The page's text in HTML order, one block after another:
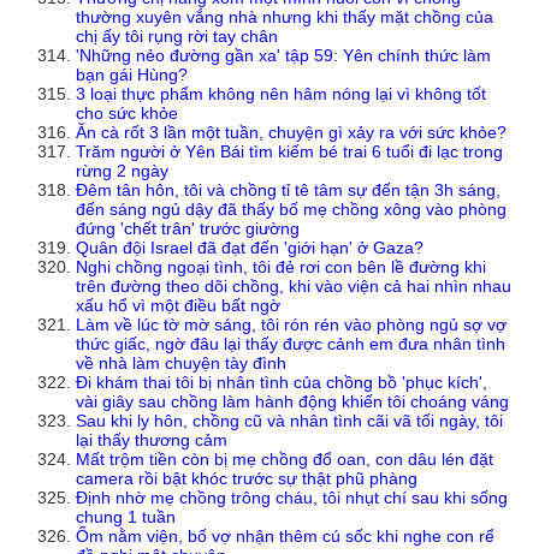
thường xuyên vắng nhà nhưng khi thấy mặt chồng của
chị ấy tôi rụng rời tay chân
'Những nẻo đường gần xa' tập 59: Yên chính thức làm
bạn gái Hùng?
3 loại thực phẩm không nên hâm nóng lại vì không tốt
cho sức khỏe
Ăn cà rốt 3 lần một tuần, chuyện gì xảy ra với sức khỏe?
Trăm người ở Yên Bái tìm kiếm bé trai 6 tuổi đi lạc trong
rừng 2 ngày
Đêm tân hôn, tôi và chồng tỉ tê tâm sự đến tận 3h sáng,
đến sáng ngủ dậy đã thấy bố mẹ chồng xông vào phòng
đứng 'chết trân' trước giường
Quân đội Israel đã đạt đến 'giới hạn' ở Gaza?
Nghi chồng ngoại tình, tôi đẻ rơi con bên lề đường khi
trên đường theo dõi chồng, khi vào viện cả hai nhìn nhau
xấu hổ vì một điều bất ngờ
Làm về lúc tờ mờ sáng, tôi rón rén vào phòng ngủ sợ vợ
thức giấc, ngờ đâu lại thấy được cảnh em đưa nhân tình
về nhà làm chuyện tày đình
Đi khám thai tôi bị nhân tình của chồng bồ 'phục kích',
vài giây sau chồng làm hành động khiến tôi choáng váng
Sau khi ly hôn, chồng cũ và nhân tình cãi vã tối ngày, tôi
lại thấy thương cảm
Mất trộm tiền còn bị mẹ chồng đổ oan, con dâu lén đặt
camera rồi bật khóc trước sự thật phũ phàng
Định nhờ mẹ chồng trông cháu, tôi nhụt chí sau khi sống
chung 1 tuần
Ốm nằm viện, bố vợ nhận thêm cú sốc khi nghe con rể